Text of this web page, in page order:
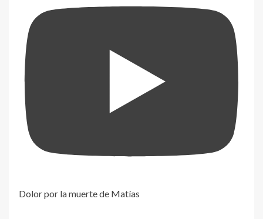
Dolor por la muerte de Matías